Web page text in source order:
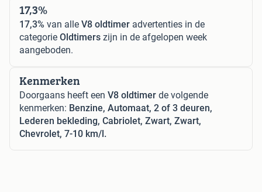
17,3%
17,3% van alle V8 oldtimer advertenties in de
categorie Oldtimers zijn in de afgelopen week
aangeboden.
Kenmerken
Doorgaans heeft een V8 oldtimer de volgende
kenmerken: Benzine, Automaat, 2 of 3 deuren,
Lederen bekleding, Cabriolet, Zwart, Zwart,
Chevrolet, 7-10 km/l.